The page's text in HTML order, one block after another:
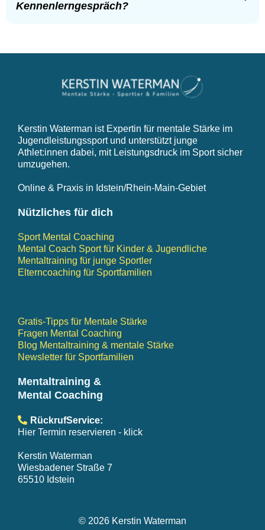
Mit Fehlern, Niederlagen oder Kritik souverän umgehen
Innere Ruhe finden, wenn es darauf ankommt
Wie begleite ich mein Kind ohne zusätzlichen Druck?
Wie bleibe ich selbst ruhig im Wettkampf und im Sportfamilienchaos?
Emotionale Stabilität im Sportfamilien-Alltag
Eigene Zweifel oder Unsicherheiten klären
Kennenlerngespräch?
Kerstin Waterman ist Expertin für mentale Stärke im
Jugendleistungssport und unterstützt junge
Athlet:innen dabei, mit Leistungsdruck im Sport sicher
umzugehen.
Online & Praxis in Idstein/Rhein-Main-Gebiet
Nützliches für dich
Sport Mental Coaching
Mental Coach Sport für Kinder & Jugendliche
Mentaltraining für junge Sportler
Elterncoaching für Sportfamilien
Gratis-Tipps für Mentale Stärke
Fragen Mental Coaching
Blog Mentaltraining & mentale Stärke
Newsletter für Sportfamilien
Mentaltraining &
Mental Coaching
RückrufService:
Hier Termin reservieren - klick
Kerstin Waterman
Wiesbadener Straße 7
65510 Idstein
© 2026 Kerstin Waterman